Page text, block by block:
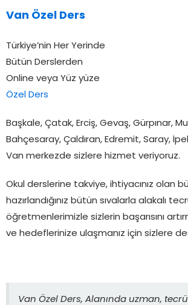
Van Özel Ders
Türkiye’nin Her Yerinde
Bütün Derslerden
Online veya Yüz yüze
Özel Ders
Başkale, Çatak, Erciş, Gevaş, Gürpınar,
Bahçesaray, Çaldıran, Edremit, Saray,
Van merkezde sizlere hizmet veriyoruz.
Okul derslerine takviye, ihtiyacınız olan
hazırlandığınız bütün sıvalarla alakalı
öğretmenlerimizle sizlerin başarısını
ve hedeflerinize ulaşmanız için sizlere
Van Özel Ders, Alanında uzman,